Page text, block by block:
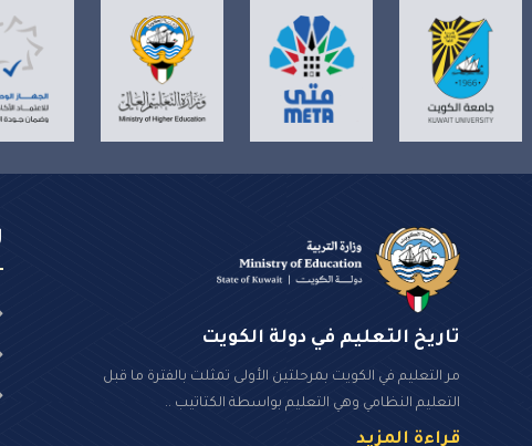
تاريخ التعليم في دولة الكويت
مر التعليم في الكويت بمرحلتين الأولى تمثلت بالفترة ما قبل
التعليم النظامي وهي التعليم بواسطة الكتاتيب ..
قراءة المزيد